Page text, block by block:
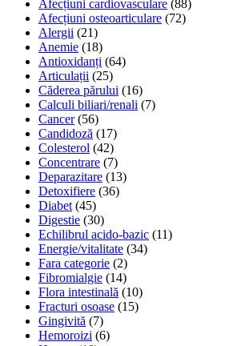
Afecțiuni cardiovasculare (88)
Afecțiuni osteoarticulare (72)
Alergii (21)
Anemie (18)
Antioxidanți (64)
Articulații (25)
Căderea părului (16)
Calculi biliari/renali (7)
Cancer (56)
Candidoză (17)
Colesterol (42)
Concentrare (7)
Deparazitare (13)
Detoxifiere (36)
Diabet (45)
Digestie (30)
Echilibrul acido-bazic (11)
Energie/vitalitate (34)
Fara categorie (2)
Fibromialgie (14)
Flora intestinală (10)
Fracturi osoase (15)
Gingivită (7)
Hemoroizi (6)